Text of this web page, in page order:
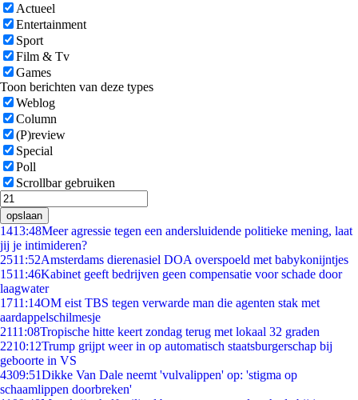
Actueel
Entertainment
Sport
Film & Tv
Games
Toon berichten van deze types
Weblog
Column
(P)review
Special
Poll
Scrollbar gebruiken
opslaan
1413:48Meer agressie tegen een andersluidende politieke mening, laat
jij je intimideren?
2511:52Amsterdams dierenasiel DOA overspoeld met babykonijntjes
1511:46Kabinet geeft bedrijven geen compensatie voor schade door
laagwater
1711:14OM eist TBS tegen verwarde man die agenten stak met
aardappelschilmesje
2111:08Tropische hitte keert zondag terug met lokaal 32 graden
2210:12Trump grijpt weer in op automatisch staatsburgerschap bij
geboorte in VS
4309:51Dikke Van Dale neemt 'vulvalippen' op: 'stigma op
schaamlippen doorbreken'